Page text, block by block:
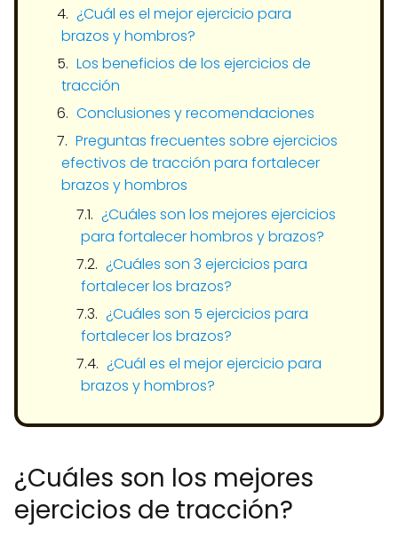
¿Cuál es el mejor ejercicio para
brazos y hombros?
Los beneficios de los ejercicios de
tracción
Conclusiones y recomendaciones
Preguntas frecuentes sobre ejercicios
efectivos de tracción para fortalecer
brazos y hombros
¿Cuáles son los mejores ejercicios
para fortalecer hombros y brazos?
¿Cuáles son 3 ejercicios para
fortalecer los brazos?
¿Cuáles son 5 ejercicios para
fortalecer los brazos?
¿Cuál es el mejor ejercicio para
brazos y hombros?
¿Cuáles son los mejores
ejercicios de tracción?